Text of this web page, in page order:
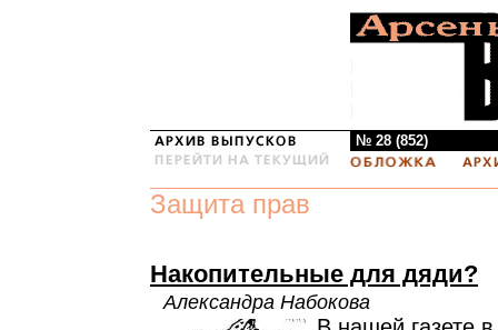
№ 28 (852)
Защита прав
Накопительные для дяди?
Александра Набокова